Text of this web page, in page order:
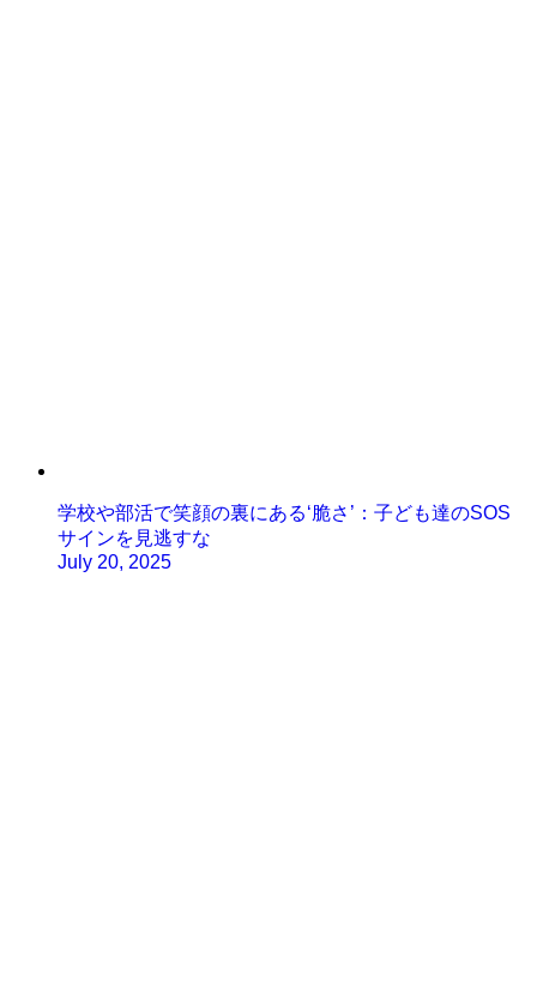
学校や部活で笑顔の裏にある‘脆さ’：子ども達のSOS
サインを見逃すな
July 20, 2025